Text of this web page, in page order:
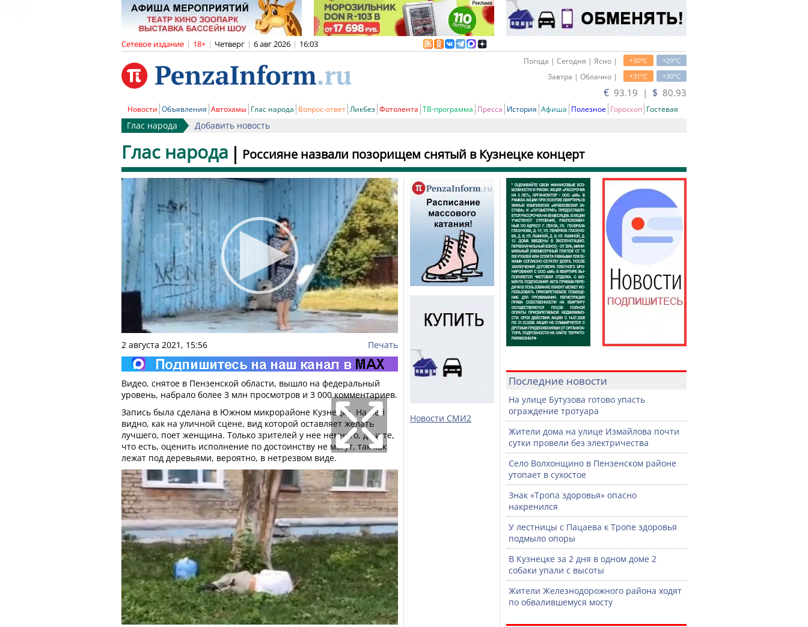
Сетевое издание | 18+ | Четверг | 6 авг 2026 | 16:03
+29oC
+30oC
Погода | Сегодня | Ясно |
+30oC
+31oC
Завтра | Облачно |
€ 93.19 | $ 80.93
Новости Объявления Автохамы Глас народа Вопрос-ответ Ликбез Фотолента ТВ-программа Пресса История Афиша Полезное Гороскоп Гостевая
Глас народа Добавить новость
Россияне назвали позорищем снятый в Кузнецке концерт
Глас народа
2 августа 2021, 15:56 Печать
Видео, снятое в Пензенской области, вышло на федеральный
уровень, набрало более 3 млн просмотров и 3 000 комментариев.
Запись была сделана в Южном микрорайоне Кузнецка. На ней
видно, как на уличной сцене, вид которой оставляет желать
лучшего, поет женщина. Только зрителей у нее немного, да и те,
что есть, оценить исполнение по достоинству не могут, так как
лежат под деревьями, вероятно, в нетрезвом виде.
Новости СМИ2
Последние новости
На улице Бутузова готово упасть
ограждение тротуара
Жители дома на улице Измайлова почти
сутки провели без электричества
Село Волхонщино в Пензенском районе
утопает в сухостое
Знак «Тропа здоровья» опасно
накренился
У лестницы с Пацаева к Тропе здоровья
подмыло опоры
В Кузнецке за 2 дня в одном доме 2
собаки упали с высоты
Жители Железнодорожного района ходят
по обвалившемуся мосту